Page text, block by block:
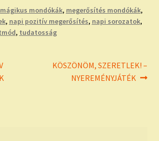
mágikus mondókák, megerősítés mondókák,
, napi pozitív megerősítés, napi sorozatok,
, tudatosság
Next
KÖSZÖNÖM, SZERETLEK! –
NYEREMÉNYJÁTÉK